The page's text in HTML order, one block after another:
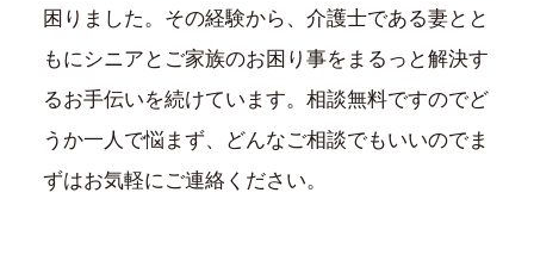
困りました。その経験から、介護士である妻とと
もにシニアとご家族のお困り事をまるっと解決す
るお手伝いを続けています。相談無料ですのでど
うか一人で悩まず、どんなご相談でもいいのでま
ずはお気軽にご連絡ください。